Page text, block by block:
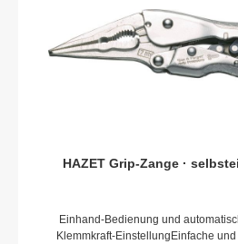
HAZET Grip-Zange ·
Einhand-Bedienung und
Klemmkraft-EinstellungEinfache